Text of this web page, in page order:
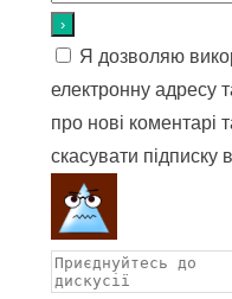
Я дозволяю
електронну адресу
про нові коментарі
скасувати підписку